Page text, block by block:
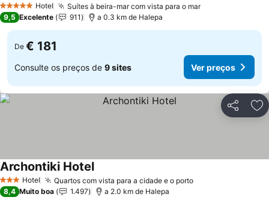
5 Estrelas Hotel Suítes à beira-mar com vista para o marVer preços
9,5 Excelente 911 a 0.3 km de Halepa
De € 181
Consulte os preços de 9 sites Ver preços
Partilhar
3 EstrelasHotel Quartos com vista para a cidade e o portoVer preços
Archontiki HotelVer preços
8,4 Muito boa 1.497 a 2.0 km de Halepa